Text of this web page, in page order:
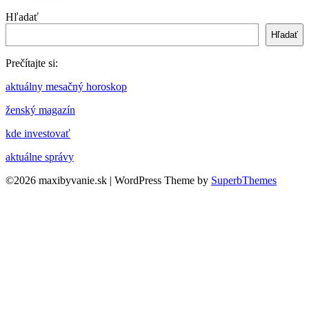
Hľadať
Hľadať
Prečítajte si:
aktuálny mesačný horoskop
ženský magazín
kde investovať
aktuálne správy
©2026 maxibyvanie.sk | WordPress Theme by SuperbThemes